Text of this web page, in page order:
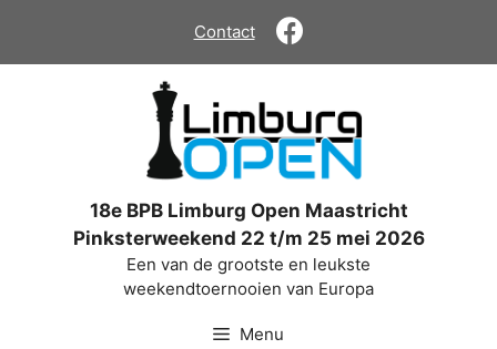
de
Contact
18e BPB Limburg Open Maastricht
Pinksterweekend 22 t/m 25 mei 2026
Een van de grootste en leukste
weekendtoernooien van Europa
Menu